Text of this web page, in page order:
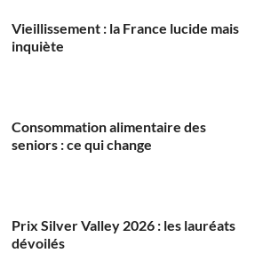
Vieillissement : la France lucide mais
inquiète
Consommation alimentaire des
seniors : ce qui change
Prix Silver Valley 2026 : les lauréats
dévoilés